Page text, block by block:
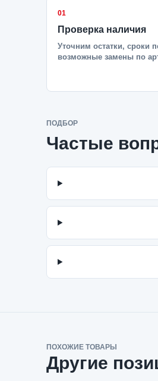
01
Проверка наличия
Уточним остатки, сроки
возможные замены по
ПОДБОР
Частые
ПОХОЖИЕ ТОВАРЫ
Другие